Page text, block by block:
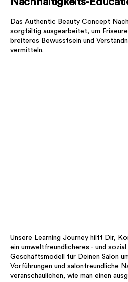
Das Authentic Beauty Concept
sorgfältig ausgearbeitet, um
breiteres Bewusstsein und
vermitteln.
Unsere Learning Journey hilft Dir,
ein umweltfreundlicheres - und
Geschäftsmodell für Deinen Salon
Vorführungen und salonfreundliche
veranschaulichen, wie man einen